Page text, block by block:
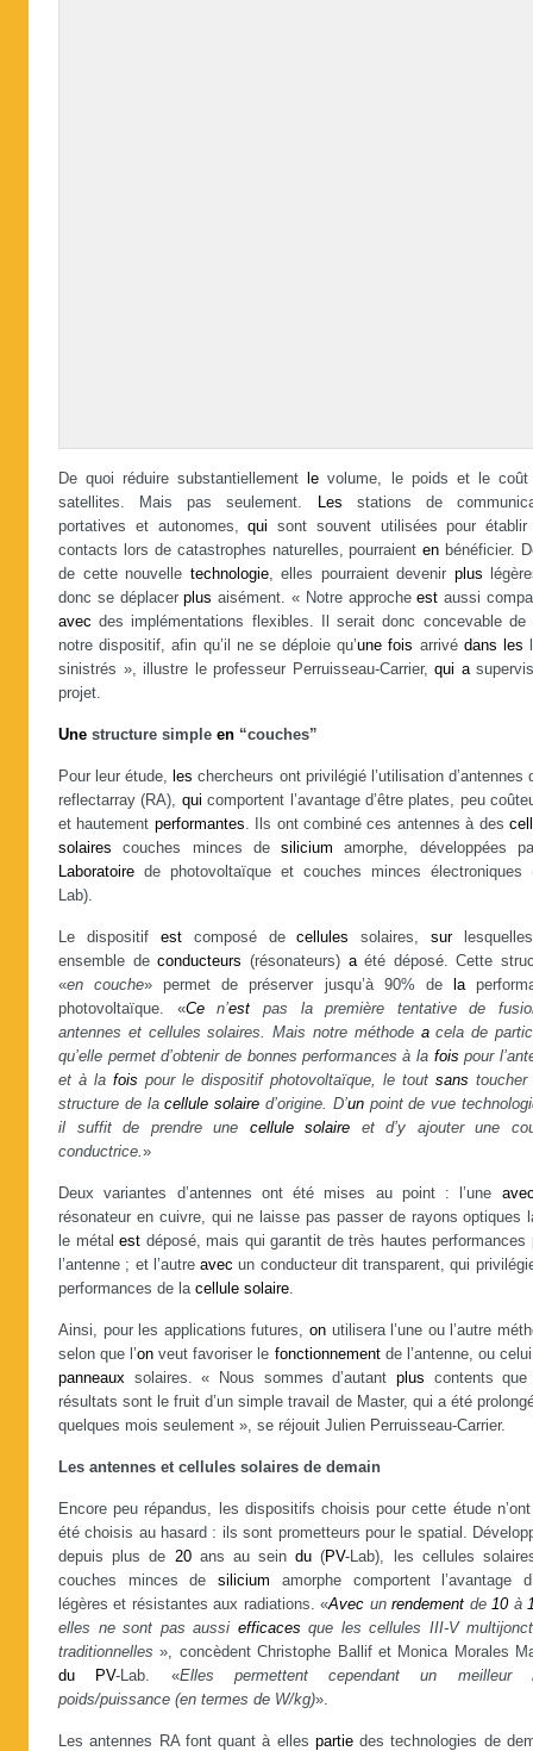
De quoi réduire substantiellement le volume, le poids et le coût
satellites. Mais pas seulement.
Les stations de
portatives et autonomes,qui sont souvent utilisées pour établir
contacts lors de catastrophes naturelles, pourraienten bénéficier.
de cette nouvelle technologie, elles pourraient devenir plus
donc se déplacerplus aisément. « Notre approcheest aussi
avec des implémentations flexibles. Il serait donc concevable de
notre dispositif, afin qu’il ne se déploie qu’une fois arrivé dans les
sinistrés », illustre le professeur Perruisseau-Carrier,qui a
projet.
Une structure simple en “couches”
Pour leur étude, les chercheurs ont privilégié l’utilisation d’antennes
reflectarray (RA), qui comportent l’avantage d’être plates, peu
et hautement performantes. Ils ont combiné ces antennes à des
solaires couches minces de silicium amorphe, développées
Laboratoire de photovoltaïque et couches minces électroniques
Lab).
Le dispositif estcomposé decellules solaires,sur
ensemble deconducteurs (résonateurs) aété déposé. Cette
«en couche» permet de préserver jusqu’à 90% de la
photovoltaïque. «Cen’est pas la première tentative de
antennes et cellules solaires. Mais notre méthode acela de
qu’elle permet d’obtenir de bonnes performances à la fois pour
et à la fois pour le dispositif photovoltaïque, le tout sans
structure de lacellule solaire d’origine. D’unpoint de vue
il suffit de prendre une cellule solaire et d’y ajouter une
conductrice.»
Deux variantes d’antennes ont été mises au point : l’une
résonateur en cuivre, qui ne laisse pas passer de rayons optiques
le métalest déposé, mais qui garantit de très hautes performances
l’antenne ; et l’autreavec un conducteur dit transparent, qui
performances de la cellule solaire.
Ainsi, pour les applications futures, on utilisera l’une ou l’autre
selon que l’on veut favoriser le fonctionnementde l’antenne, ou
panneaux solaires. « Nous sommes d’autant plus contents
résultats sont le fruit d’un simple travail de Master, qui a été
quelques mois seulement », se réjouit Julien Perruisseau-Carrier.
Les antennes et cellules solaires de demain
Encore peu répandus, les dispositifs choisis pour cette étude
été choisis au hasard : ils sont prometteurs pour le spatial.
depuis plus de 20ans au seindu (PV-Lab), les cellules
couches minces desilicium amorphe comportent l’avantage
légères et résistantes aux radiations. «Avec unrendement de10à
elles ne sont pas aussi efficaces que les cellules III-V
traditionnelles», concèdent Christophe Ballif et Monica Morales
du
PV-Lab. «Elles permettent cependant un meilleur
poids/puissance (en termes de W/kg)».
Les antennes RA font quant à elles partiedes technologies de